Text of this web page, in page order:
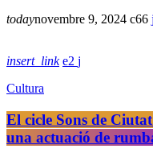
todaynovembre 9, 2024 66
insert_link
2
Cultura
El cicle Sons de
una actuació de